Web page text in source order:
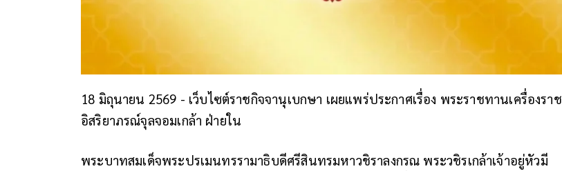
18 มิถุนายน 2569 - เว็บไซต์ราชกิจจานุเบกษา เผยแพร่ประกาศเรื่อง พระราชทานเครื่องราช
อิสริยาภรณ์จุลจอมเกล้า ฝ่ายใน
พระบาทสมเด็จพระปรเมนทรรามาธิบดีศรีสินทรมหาวชิราลงกรณ พระวชิรเกล้าเจ้าอยู่หัวมี